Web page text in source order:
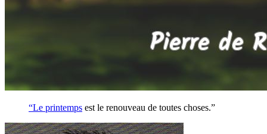
“Le printemps est le renouveau de toutes choses.”